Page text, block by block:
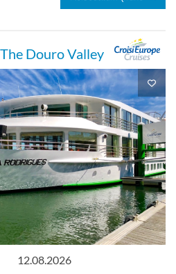
[E]
Douro Valley
12.08.2026